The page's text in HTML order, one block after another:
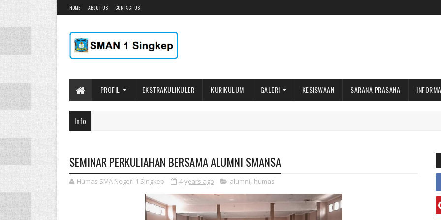
HOME ABOUT US CONTACT US
PROFIL EKSTRAKULIKULER KURIKULUM GALERI KESISWAAN SARANA PRASANA
Info
SEMINAR PERKULIAHAN BERSAMA ALUMNI SMANSA
Humas SMA Negeri 1 Singkep 4 years ago alumni, humas